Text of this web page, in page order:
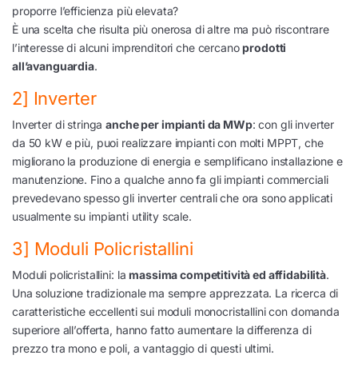
proporre l’efficienza più elevata?
È una scelta che risulta più onerosa di altre ma può riscontrare
l’interesse di alcuni imprenditori che cercanoprodotti
all’avanguardia.
2] Inverter
Inverter di stringaanche per impianti da MWp: con gli inverter
da 50 kW e più, puoi realizzare impianti con molti MPPT, che
migliorano la produzione di energia e semplificano installazione e
manutenzione. Fino a qualche anno fa gli impianti commerciali
prevedevano spesso gli inverter centrali che ora sono applicati
usualmente su impianti utility scale.
3] Moduli Policristallini
Moduli policristallini: lamassima competitività ed affidabilità.
Una soluzione tradizionale ma sempre apprezzata. La ricerca di
caratteristiche eccellenti sui moduli monocristallini con domanda
superiore all’offerta, hanno fatto aumentare la differenza di
prezzo tra mono e poli, a vantaggio di questi ultimi.